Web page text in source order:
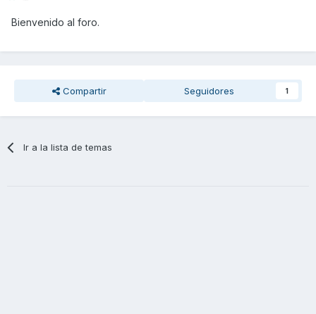
Bienvenido al foro.
Compartir Seguidores 1
Ir a la lista de temas